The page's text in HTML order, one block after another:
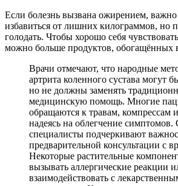
Если болезнь вызвана ожирением, важно
избавиться от лишних килограммов, но
голодать. Чтобы хорошо себя
можно больше продуктов, обогащённых
Врачи отмечают, что народные
артрита коленного сустава могут
но не должны заменять
медицинскую помощь. Многие
обращаются к травам, компрессам
надеясь на облегчение симптомов.
специалисты подчеркивают
предварительной консультации с
Некоторые растительные
вызывать аллергические реакции
взаимодействовать с